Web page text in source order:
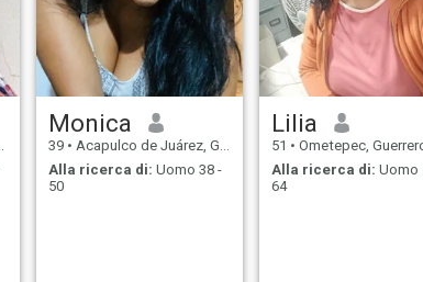
Monica
39 • Acapulco de Juárez, Guerrero, Messico
Alla ricerca di: Uomo 38 -
50
Lilia
51 • Ometepec, Guerrero,
Alla ricerca di: Uomo
64